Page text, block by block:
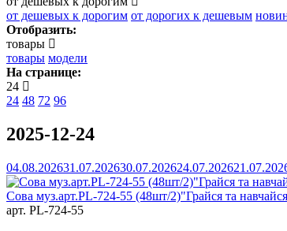
от дешевых к дорогим от дорогих к дешевым
Отобразить:
товары
товары модели
На странице:
24
24 48 72 96
2025-12-24
04.08.202631.07.202630.07.202624.07.2026
Сова муз.арт.PL-724-55 (48шт/2)"Грайся та
арт. PL-724-55